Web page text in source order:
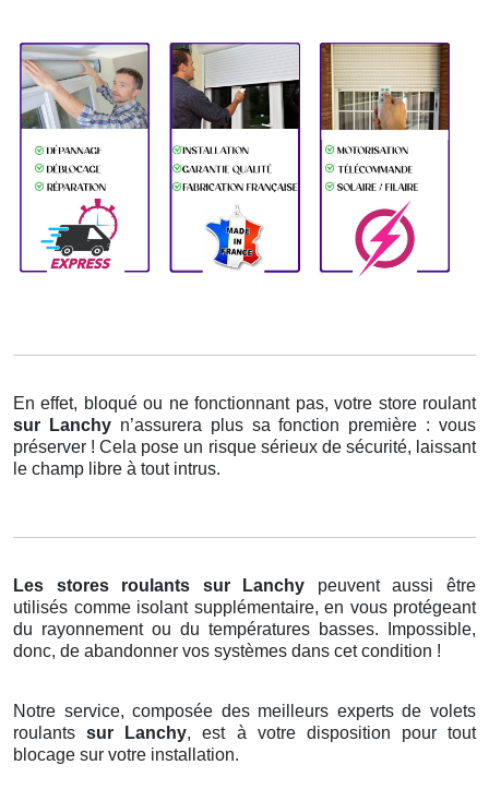
En effet, bloqué ou ne fonctionnant pas, votre store roulant
sur Lanchy n’assurera plus sa fonction première : vous
préserver ! Cela pose un risque sérieux de sécurité, laissant
le champ libre à tout intrus.
Les stores roulants sur Lanchy peuvent aussi être
utilisés comme isolant supplémentaire, en vous protégeant
du rayonnement ou du températures basses. Impossible,
donc, de abandonner vos systèmes dans cet condition !
Notre service, composée des meilleurs experts de volets
roulantssur Lanchy, est à votre disposition pour tout
blocage sur votre installation.